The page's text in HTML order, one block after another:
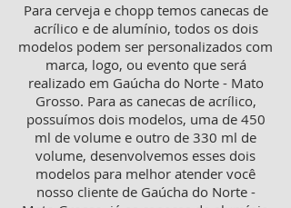
Para cerveja e chopp temos canecas de
acrílico e de alumínio, todos os dois
modelos podem ser personalizados com
marca, logo, ou evento que será
realizado em Gaúcha do Norte - Mato
Grosso. Para as canecas de acrílico,
possuímos dois modelos, uma de 450
ml de volume e outro de 330 ml de
volume, desenvolvemos esses dois
modelos para melhor atender você
nosso cliente de Gaúcha do Norte -